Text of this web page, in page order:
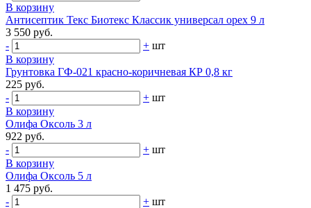
В корзину
Антисептик Текс Биотекс Классик универсал орех 9 л
3 550 руб.
-
+ шт
В корзину
Грунтовка ГФ-021 красно-коричневая КР 0,8 кг
225 руб.
-
+ шт
В корзину
Олифа Оксоль 3 л
922 руб.
-
+ шт
В корзину
Олифа Оксоль 5 л
1 475 руб.
-
+ шт